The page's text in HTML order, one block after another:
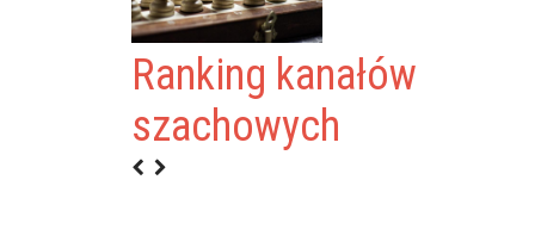
Ranking kanałów
szachowych
- TAKA